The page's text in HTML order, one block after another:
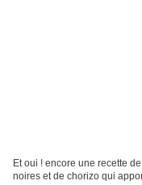
Et oui ! encore une recette
noires et de chorizo qui